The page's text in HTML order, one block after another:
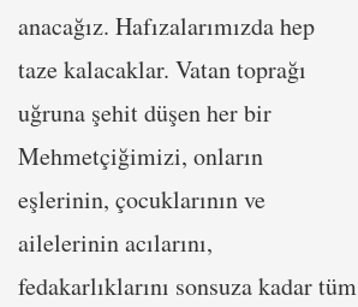
anacağız. Hafızalarımızda hep
taze kalacaklar. Vatan toprağı
uğruna şehit düşen her bir
Mehmetçiğimizi, onların
eşlerinin, çocuklarının ve
ailelerinin acılarını,
fedakarlıklarını sonsuza kadar tüm